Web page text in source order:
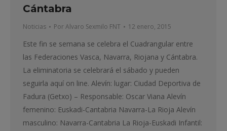
Cántabra
Noticias PorAlvaro Sexmilo FNT 12 enero, 2015
Este fin se semana se celebra el Cuadrangular entre
las Federaciones Vasca, Navarra, Riojana y Cántabra.
La eliminatoria se celebrará el sábado y pueden
seguirla aquí on line. Alevín: lugar: Ciudad Deportiva de
Fadura (Getxo) – Responsable: Oscar Viana Alevín
femenino: Euskadi-Cantabria Navarra-La Rioja Alevín
masculino: Navarra-Cantabria La Rioja-Euskadi Infantil: